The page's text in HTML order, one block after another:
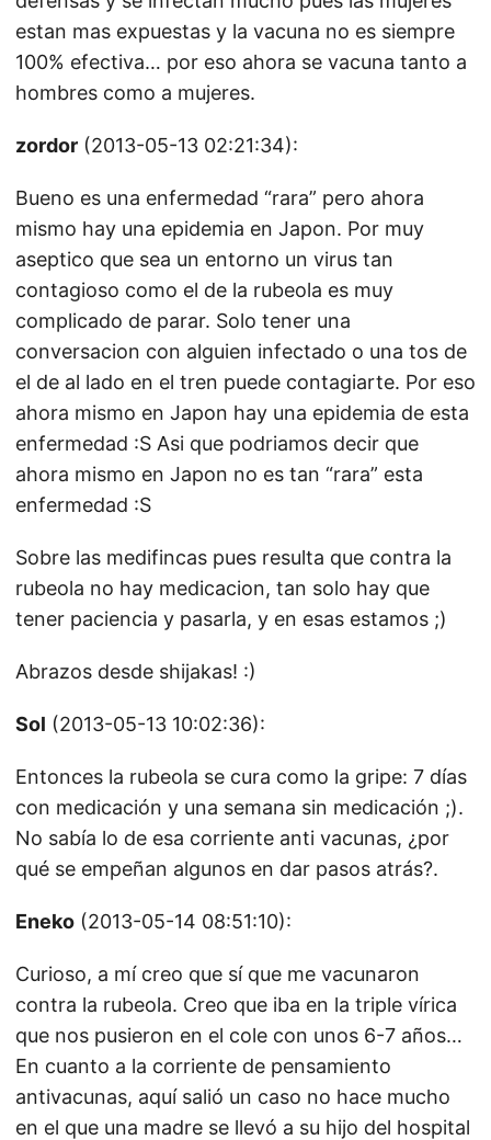
estan mas expuestas y la vacuna no es siempre
100% efectiva… por eso ahora se vacuna tanto a
hombres como a mujeres.
zordor (2013-05-13 02:21:34):
Bueno es una enfermedad “rara” pero ahora
mismo hay una epidemia en Japon. Por muy
aseptico que sea un entorno un virus tan
contagioso como el de la rubeola es muy
complicado de parar. Solo tener una
conversacion con alguien infectado o una tos de
el de al lado en el tren puede contagiarte. Por eso
ahora mismo en Japon hay una epidemia de esta
enfermedad :S Asi que podriamos decir que
ahora mismo en Japon no es tan “rara” esta
enfermedad :S
Sobre las medifincas pues resulta que contra la
rubeola no hay medicacion, tan solo hay que
tener paciencia y pasarla, y en esas estamos ;)
Abrazos desde shijakas! :)
Sol (2013-05-13 10:02:36):
Entonces la rubeola se cura como la gripe: 7 días
con medicación y una semana sin medicación ;).
No sabía lo de esa corriente anti vacunas, ¿por
qué se empeñan algunos en dar pasos atrás?.
Eneko (2013-05-14 08:51:10):
Curioso, a mí creo que sí que me vacunaron
contra la rubeola. Creo que iba en la triple vírica
que nos pusieron en el cole con unos 6-7 años…
En cuanto a la corriente de pensamiento
antivacunas, aquí salió un caso no hace mucho
en el que una madre se llevó a su hijo del hospital